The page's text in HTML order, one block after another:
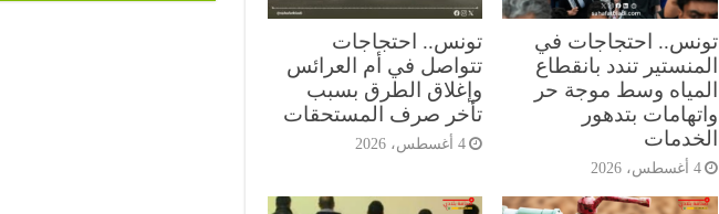
تونس.. احتجاجات في
المنستير تندد بانقطاع
المياه وسط موجة حر
واتهامات بتدهور
الخدمات
4 أغسطس، 2026
تونس.. احتجاجات
تتواصل في أم العرائس
وإغلاق الطرق بسبب
تأخر صرف المستحقات
4 أغسطس، 2026